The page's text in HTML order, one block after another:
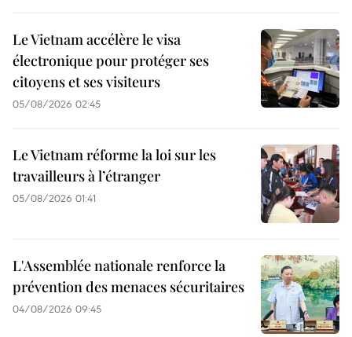
Le Vietnam accélère le visa
électronique pour protéger ses
citoyens et ses visiteurs
05/08/2026 02:45
Le Vietnam réforme la loi sur les
travailleurs à l’étranger
05/08/2026 01:41
L'Assemblée nationale renforce la
prévention des menaces sécuritaires
04/08/2026 09:45